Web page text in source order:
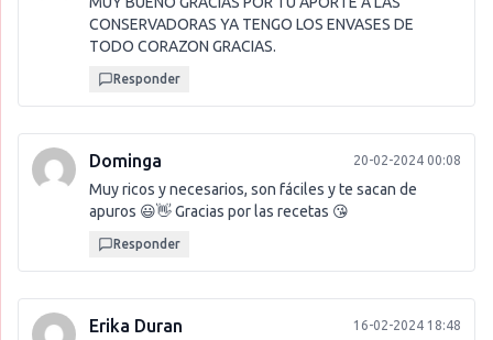
CONSERVADORAS YA TENGO LOS ENVASES DE
TODO CORAZON GRACIAS.
Responder
Dominga 20-02-2024 00:08
Muy ricos y necesarios, son fáciles y te sacan de
apuros 😃👋 Gracias por las recetas 😘
Responder
Erika Duran 16-02-2024 18:48